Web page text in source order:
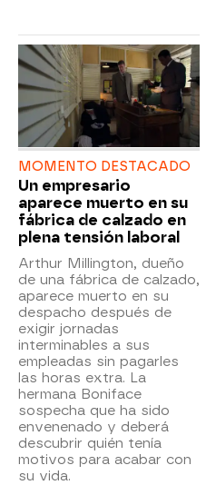
MOMENTO DESTACADO
Un empresario
aparece muerto en su
fábrica de calzado en
plena tensión laboral
Arthur Millington, dueño
de una fábrica de calzado,
aparece muerto en su
despacho después de
exigir jornadas
interminables a sus
empleadas sin pagarles
las horas extra. La
hermana Boniface
sospecha que ha sido
envenenado y deberá
descubrir quién tenía
motivos para acabar con
su vida.